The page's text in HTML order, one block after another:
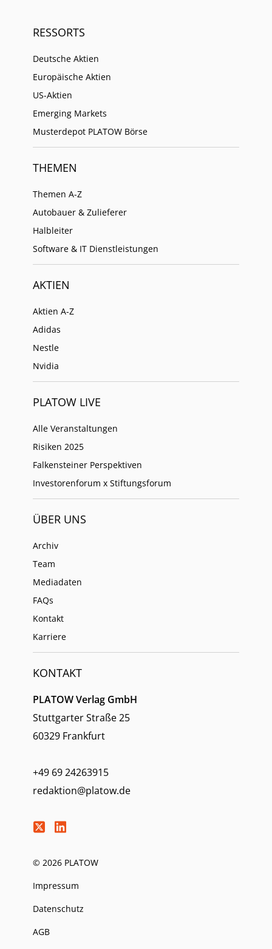
RESSORTS
Deutsche Aktien
Europäische Aktien
US-Aktien
Emerging Markets
Musterdepot PLATOW Börse
THEMEN
Themen A-Z
Autobauer & Zulieferer
Halbleiter
Software & IT Dienstleistungen
AKTIEN
Aktien A-Z
Adidas
Nestle
Nvidia
PLATOW LIVE
Alle Veranstaltungen
Risiken 2025
Falkensteiner Perspektiven
Investorenforum x Stiftungsforum
ÜBER UNS
Archiv
Team
Mediadaten
FAQs
Kontakt
Karriere
KONTAKT
PLATOW Verlag GmbH
Stuttgarter Straße 25
60329 Frankfurt
+49 69 24263915
redaktion@platow.de
© 2026 PLATOW
Impressum
Datenschutz
AGB